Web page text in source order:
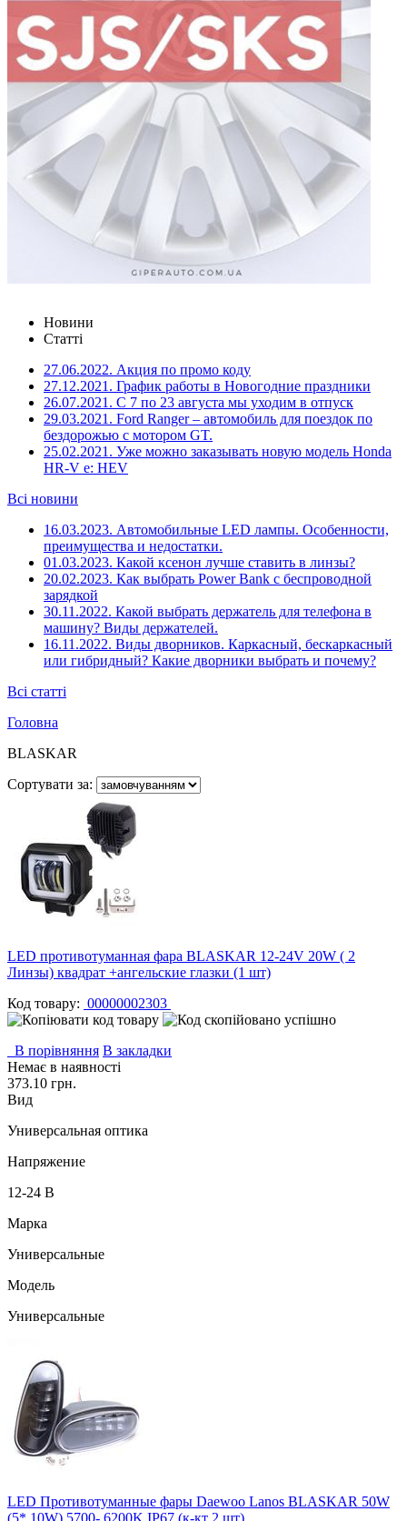
Новини
Статті
27.06.2022. Акция по промо коду
27.12.2021. График работы в Новогодние праздники
26.07.2021. С 7 по 23 августа мы уходим в отпуск
29.03.2021. Ford Ranger – автомобиль для поездок по
бездорожью с мотором GT.
25.02.2021. Уже можно заказывать новую модель Honda
HR-V e: HEV
Всі новини
16.03.2023. Автомобильные LED лампы. Особенности,
преимущества и недостатки.
01.03.2023. Какой ксенон лучше ставить в линзы?
20.02.2023. Как выбрать Power Bank с беспроводной
зарядкой
30.11.2022. Какой выбрать держатель для телефона в
машину? Виды держателей.
16.11.2022. Виды дворников. Каркасный, бескаркасный
или гибридный? Какие дворники выбрать и почему?
Всі статті
Головна
BLASKAR
Сортувати за:
LED противотуманная фара BLASKAR 12-24V 20W ( 2
Линзы) квадрат +ангельские глазки (1 шт)
Код товару: 00000002303
В порівняння В закладки
Немає в наявності
373.10 грн.
Вид
Универсальная оптика
Напряжение
12-24 В
Марка
Универсальные
Модель
Универсальные
LED Противотуманные фары Daewoo Lanos BLASKAR 50W
(5* 10W) 5700- 6200K IP67 (к-кт 2 шт)